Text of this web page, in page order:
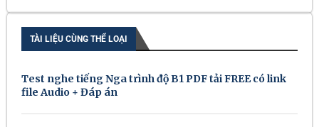
TÀI LIỆU CÙNG THỂ LOẠI
Test nghe tiếng Nga trình độ B1 PDF tải FREE có link
file Audio + Đáp án